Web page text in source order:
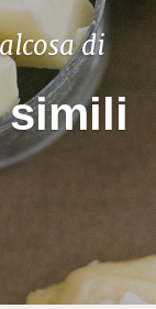
di
simili